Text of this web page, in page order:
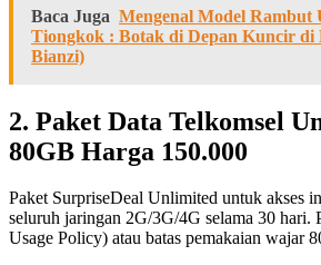
Baca Juga Mengenal Model Rambut
Tiongkok : Botak di Depan Kuncir di
Bianzi)
2. Paket Data Telkomsel
80GB Harga 150.000
Paket SurpriseDeal Unlimited untuk akses
seluruh jaringan 2G/3G/4G selama 30 hari.
Usage Policy) atau batas pemakaian wajar